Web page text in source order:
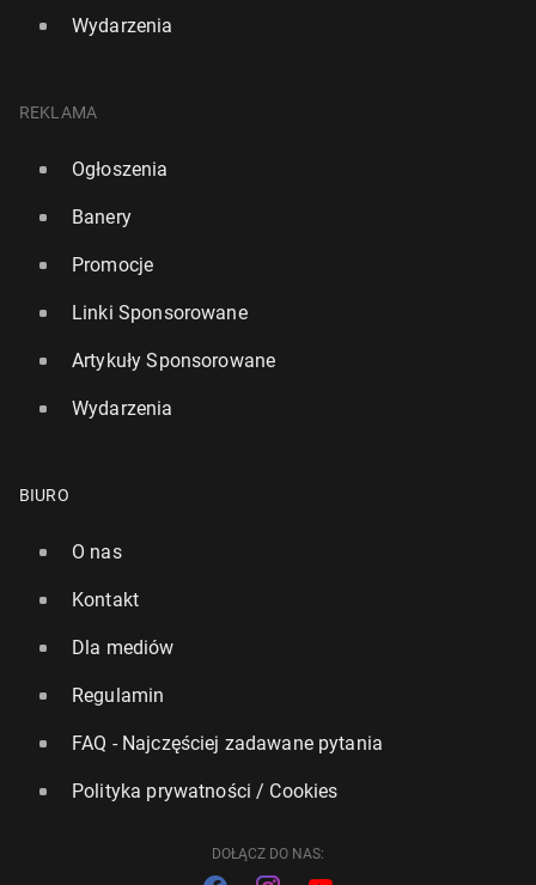
Londynu. Jak się chronić przed skut­ka­mi alergii?
Wydarzenia
REKLAMA
Ogłoszenia
Banery
Promocje
Linki Sponsorowane
Artykuły Sponsorowane
Wydarzenia
BIURO
O nas
Kontakt
Dla mediów
Regulamin
FAQ - Najczęściej zadawane pytania
Polityka prywatności / Cookies
DOŁĄCZ DO NAS: